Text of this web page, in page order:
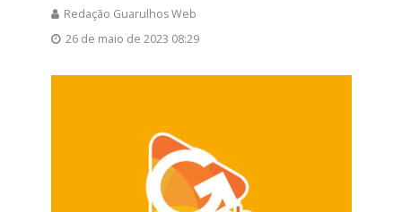
Redação Guarulhos Web
26 de maio de 2023 08:29